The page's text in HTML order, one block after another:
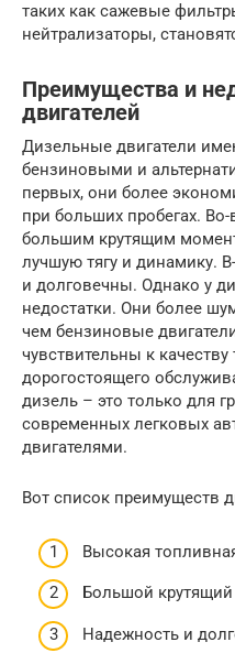
таких как сажевые
нейтрализаторы,
Преимущества и
двигателей
Дизельные двигатели
бензиновыми и
первых, они более
при больших пробегах.
большим крутящим
лучшую тягу и динамику.
и долговечны. Однако у
недостатки. Они более
чем бензиновые
чувствительны к
дорогостоящего
дизель – это только для
современных легковых
двигателями.
Вот список преимуществ
Высокая
Большой
Надежность и